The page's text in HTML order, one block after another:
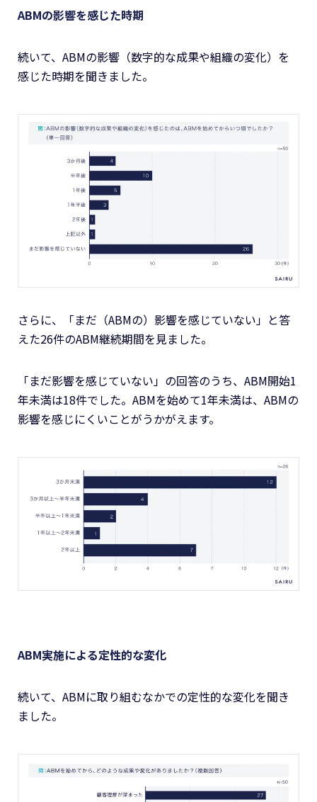
ABMの影響を感じた時期
続いて、ABMの影響（数字的な成果や組織の変化）を
感じた時期を聞きました。
さらに、「まだ（ABMの）影響を感じていない」と答
えた26件のABM継続期間を見ました。
「まだ影響を感じていない」の回答のうち、ABM開始1
年未満は18件でした。ABMを始めて1年未満は、ABMの
影響を感じにくいことがうかがえます。
ABM実施による定性的な変化
続いて、ABMに取り組むなかでの定性的な変化を聞き
ました。